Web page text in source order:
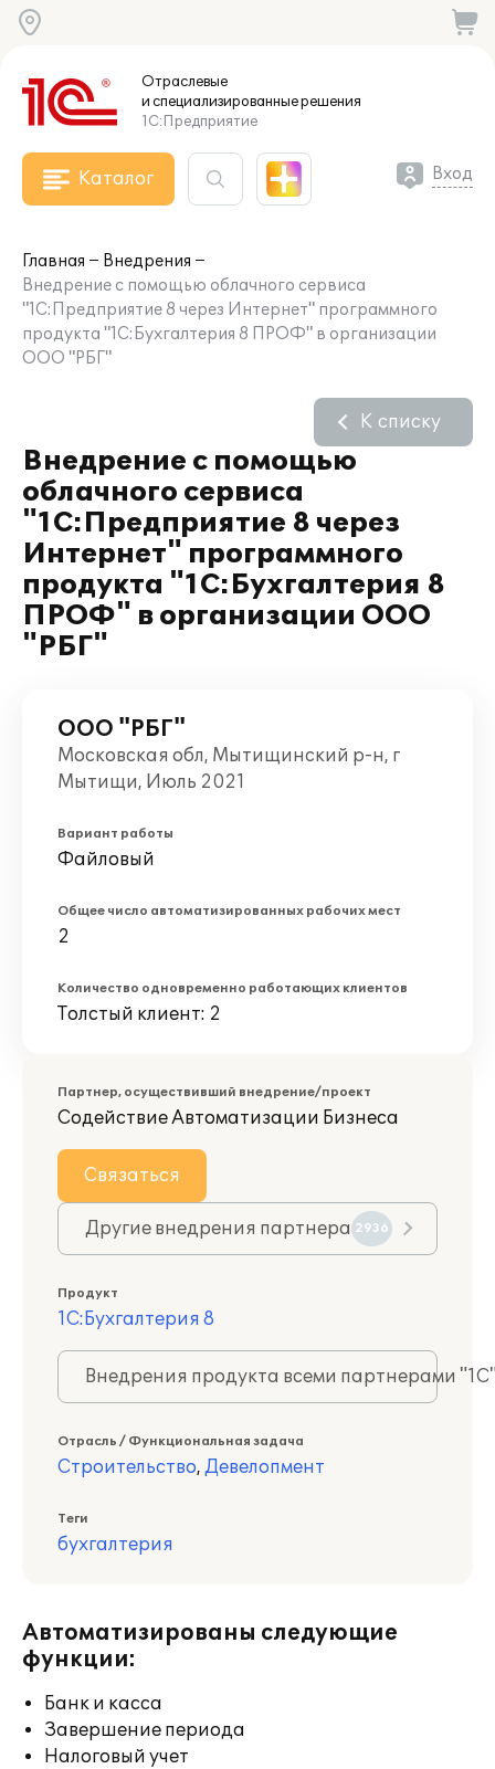
Отраслевые
и специализированныерешения
1С:Предприятие
Каталог Вход
Главная
Внедрения
Внедрение с помощью облачного сервиса
"1С:Предприятие 8 через Интернет" программного
продукта "1С:Бухгалтерия 8 ПРОФ" в организации
ООО "РБГ"
Внедрение с помощью
облачного сервиса
"1С:Предприятие 8 через
Интернет" программного
продукта "1С:Бухгалтерия 8
ПРОФ" в организации ООО
"РБГ"
К списку
ООО "РБГ"
Московская обл, Мытищинский р-н, г
Мытищи, Июль 2021
Вариант работы
Файловый
Общее число автоматизированных рабочих мест
2
Количество одновременно работающих клиентов
Толстый клиент: 2
Партнер, осуществивший внедрение/проект
Содействие Автоматизации Бизнеса
Связаться
Другие внедрения партнера 2936
Продукт
1С:Бухгалтерия 8
Внедрения продукта всеми партнерами
Отрасль / Функциональная задача
Строительство, Девелопмент
Теги
бухгалтерия
Автоматизированы следующие
функции:
Банк и касса
Завершение периода
Налоговый учет